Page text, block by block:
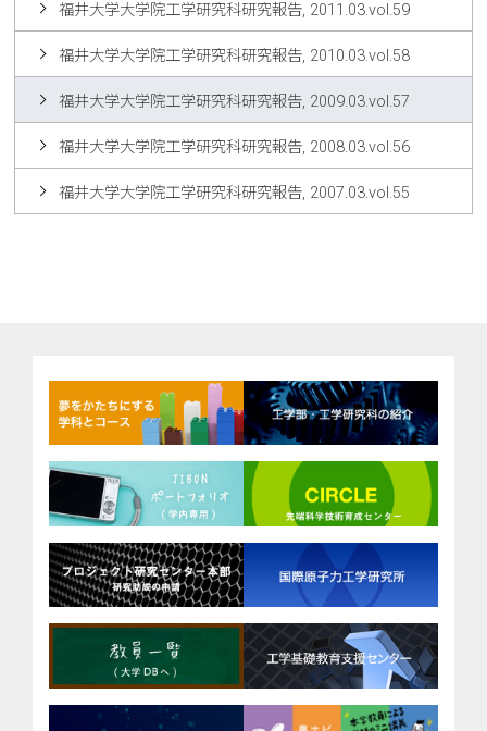
福井大学大学院工学研究科研究報告, 2011.03.vol.59
福井大学大学院工学研究科研究報告, 2010.03.vol.58
福井大学大学院工学研究科研究報告, 2009.03.vol.57
福井大学大学院工学研究科研究報告, 2008.03.vol.56
福井大学大学院工学研究科研究報告, 2007.03.vol.55